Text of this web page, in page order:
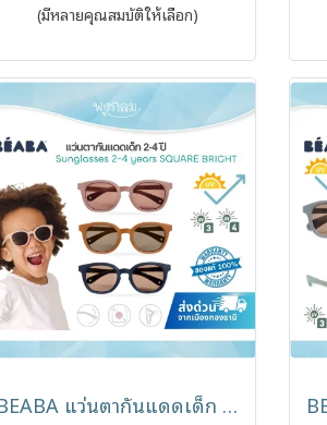
(มีหลายคุณสมบัติให้เลือก)
BEABA แว่นตากันแดดเด็ก Sunglasses รุ่น Square (2-4y)